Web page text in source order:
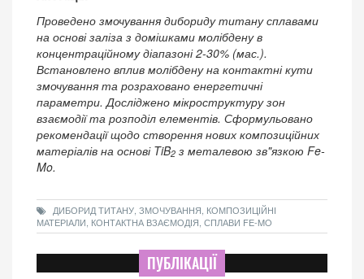
Проведено змочування дибориду титану сплавами
на основі заліза з домішками молібдену в
концентраційному діапазоні 2-30% (мас.).
Встановлено вплив молібдену на контактні кути
змочування та розраховано енергетичні
параметри. Досліджено мікроструктуру зон
взаємодії та розподіл елементів. Сформульовано
рекомендації щодо створення нових композиційних
матеріалів на основі TiB2 з металевою зв"язкою Fe-
Mo.
ДИБОРИД ТИТАНУ, ЗМОЧУВАННЯ, КОМПОЗИЦІЙНІ
МАТЕРІАЛИ, КОНТАКТНА ВЗАЄМОДІЯ, СПЛАВИ FE-MO
ПУБЛІКАЦІЇ